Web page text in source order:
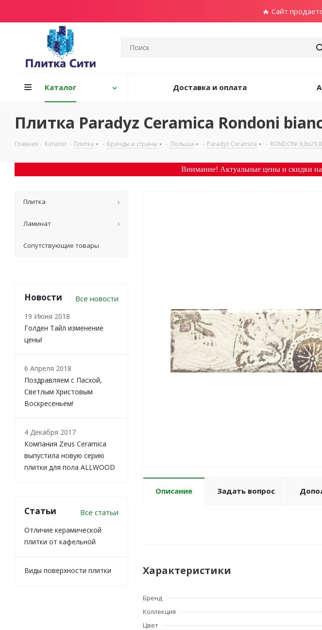
🔥 Сайт
Каталог Доставка и оплата
Плитка Paradyz Ceramica Rondoni
Главная - Каталог - Плитка - Бренды и страны - Польша - Paradyz Ceramica - RONDONI 9,8х29,8
Внимание! Актуальные цены и скидки
Описание Задать вопрос
Характеристики
Бренд
Коллекция
Цвет
Плитка
Ламинат
Сопутствующие товары
Новости Все новости
19 Июня 2018
Голден Тайл изменение
цены!
6 Апреля 2018
Поздравляем с Пасхой,
Светлым Христовым
Воскресеньем!
4 Декабря 2017
Компания Zeus Ceramica
выпустила новую серию
плитки для пола ALLWOOD
Статьи Все статьи
Отличие керамической
плитки от кафельной
Виды поверхности плитки